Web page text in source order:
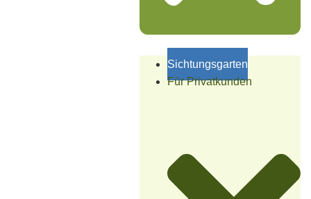
Sichtungsgarten
Für Privatkunden